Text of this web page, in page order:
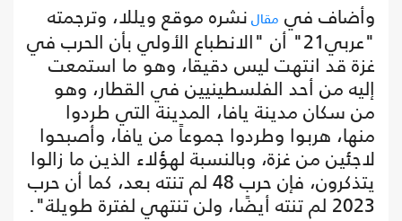
وأضاف في مقال نشره موقع ويللا، وترجمته
"عربي21" أن "الانطباع الأولي بأن الحرب في
غزة قد انتهت ليس دقيقا، وهو ما استمعت
إليه من أحد الفلسطينيين في القطار، وهو
من سكان مدينة يافا، المدينة التي طردوا
منها، هربوا وطردوا جموعاً من يافا، وأصبحوا
لاجئين من غزة، وبالنسبة لهؤلاء الذين ما زالوا
يتذكرون، فإن حرب 48 لم تنته بعد، كما أن حرب
2023 لم تنته أيضًا، ولن تنتهي لفترة طويلة".